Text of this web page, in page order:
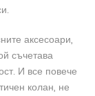
аксесоари,
съчетава
И все повече
колан, не